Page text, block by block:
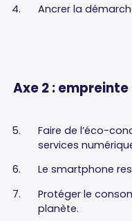
Ancrer la
Axe2:empreinte
Faire de l’éco-
services
Le smartphone
Protéger le
planète.